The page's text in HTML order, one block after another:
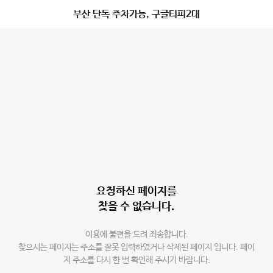
부산 단독 주차가능, 구글티피2대
요청하신 페이지를
찾을 수 없습니다.
이용에 불편을 드려 죄송합니다.
찾으시는 페이지는 주소를 잘못 입력하였거나 삭제된 페이지 입니다. 페이
지 주소를 다시 한 번 확인해 주시기 바랍니다.